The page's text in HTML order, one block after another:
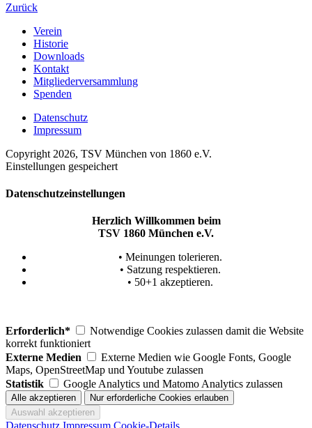
Zurück
Verein
Historie
Downloads
Kontakt
Mitgliederversammlung
Spenden
Datenschutz
Impressum
Copyright 2026, TSV München von 1860 e.V.
Einstellungen gespeichert
Datenschutzeinstellungen
Herzlich Willkommen beim
TSV 1860 München e.V.
• Meinungen tolerieren.
• Satzung respektieren.
• 50+1 akzeptieren.
Erforderlich*
Notwendige Cookies zulassen damit die Website
korrekt funktioniert
Externe Medien
Externe Medien wie Google Fonts, Google
Maps, OpenStreetMap und Youtube zulassen
Statistik
Google Analytics und Matomo Analytics zulassen
Datenschutz Impressum Cookie-Details